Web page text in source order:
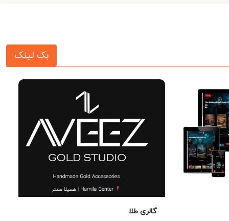
بک لینک
گالری طلا